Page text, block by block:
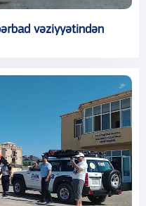
vəziyyətindən